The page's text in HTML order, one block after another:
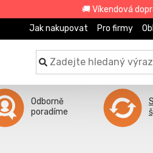
🚚 Víkendová
Jak nakupovat
Pro firmy
Odborně
poradíme